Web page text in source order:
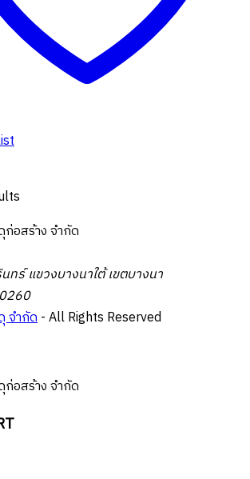
ร์ แขวงบางนาใต้ เขตบางนา
จำกัด- All Rights Reserved